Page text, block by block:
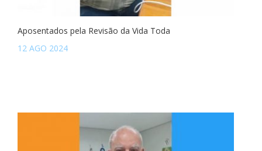
Aposentados pela Revisão da Vida Toda
12 AGO 2024